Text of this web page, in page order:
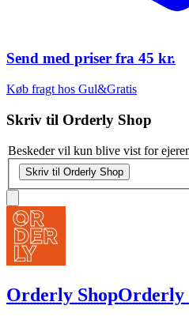
Send med priser fra 45 kr.
Køb fragt hos Gul&Gratis
Skriv til Orderly Shop
Beskeder vil kun blive vist for
Skriv til Orderly Shop
Orderly ShopOrderly